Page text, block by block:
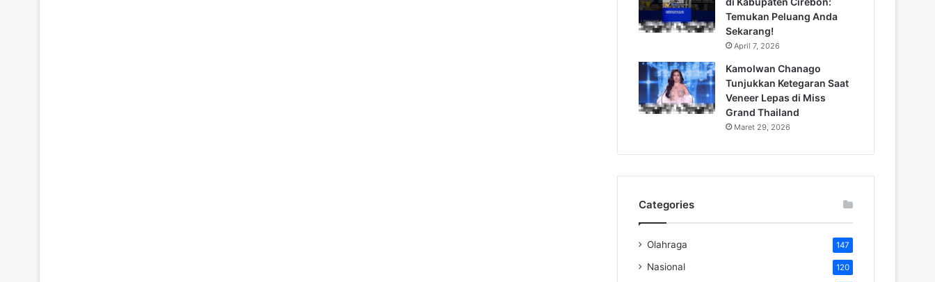
Temukan Peluang Anda
Sekarang!
April 7, 2026
Kamolwan Chanago
Tunjukkan Ketegaran Saat
Veneer Lepas di Miss
Grand Thailand
Maret 29, 2026
Categories
Olahraga 147
Nasional 120